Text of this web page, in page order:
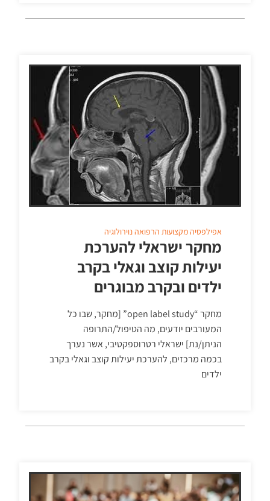
אפילפסיהמקצועות הרפואהנוירולוגיה
מחקר ישראלי להערכת
יעילות קוצב וגאלי בקרב
ילדים ובקרב מבוגרים
מחקר “open label study” [מחקר, שבו כל
המעורבים יודעים, מה הטיפול/התרופה
הניתן/נת] ישראלי רטרוספקטיבי, אשר נערך
בכמה מרכזים, להערכת יעילות קוצב וגאלי בקרב
ילדים